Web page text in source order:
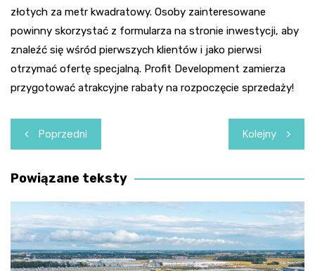
złotych za metr kwadratowy. Osoby zainteresowane
powinny skorzystać z formularza na stronie inwestycji, aby
znaleźć się wśród pierwszych klientów i jako pierwsi
otrzymać ofertę specjalną. Profit Development zamierza
przygotować atrakcyjne rabaty na rozpoczęcie sprzedaży!
Nawigacja
wpisu
Poprzedni Kolejny
Powiązane teksty